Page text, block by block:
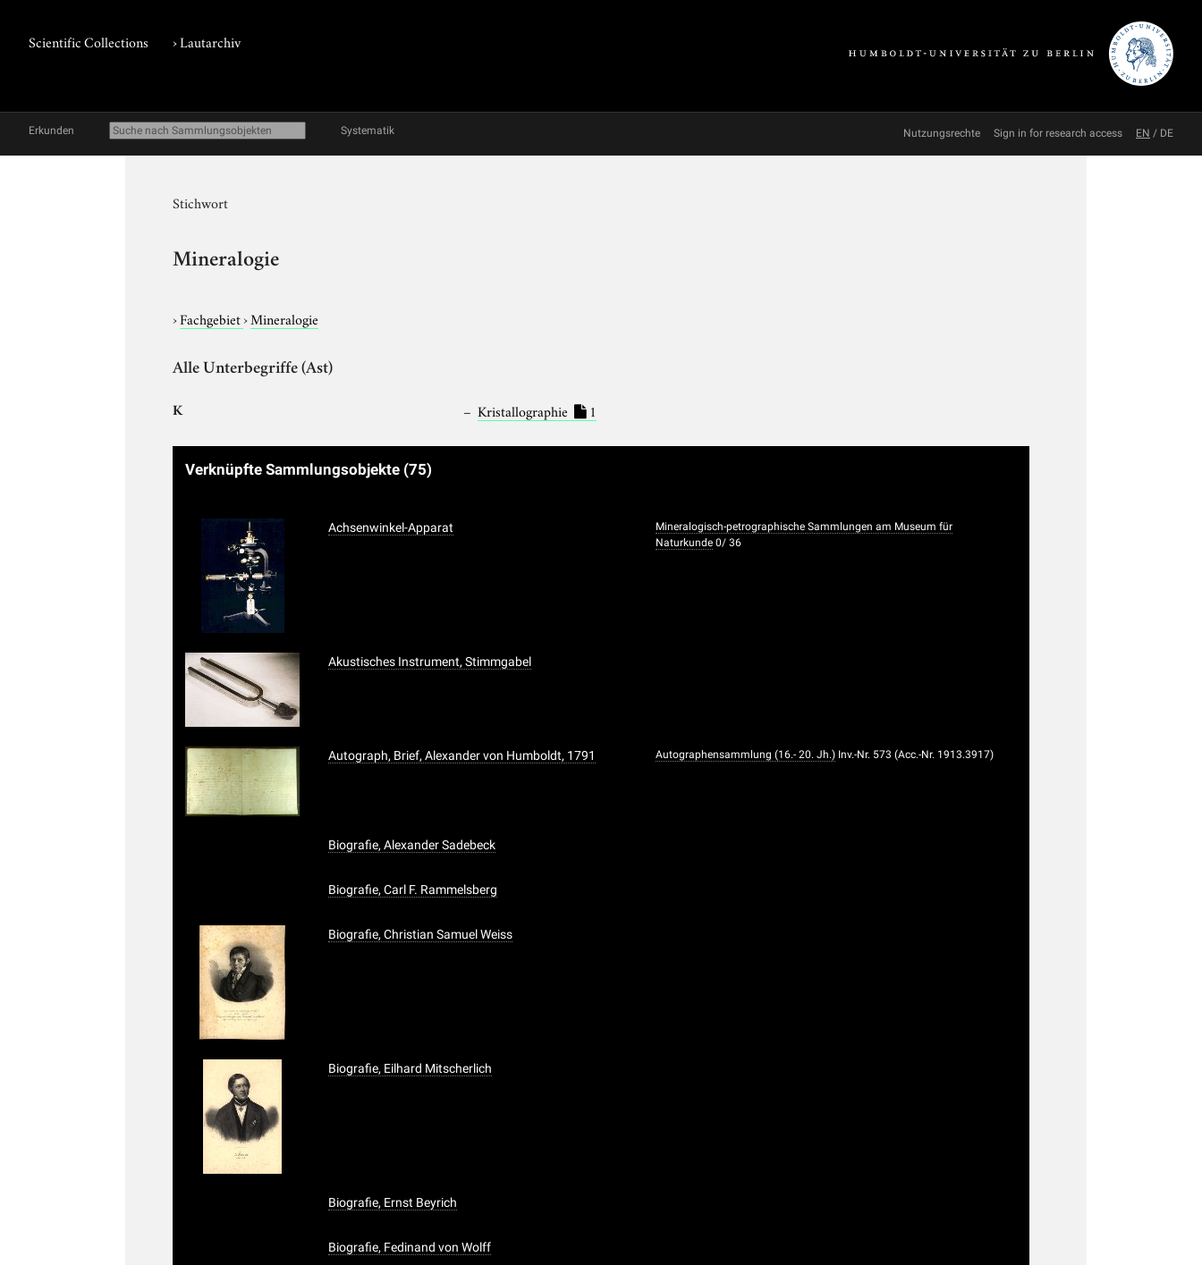
Scientific Collections ›Lautarchiv
Erkunden Systematik Nutzungsrechte Sign in for research access EN / DE
Stichwort
Mineralogie
›Fachgebiet›Mineralogie
Alle Unterbegriffe (Ast)
K Kristallographie 1
Verknüpfte Sammlungsobjekte (75)
Achsenwinkel-Apparat
Mineralogisch-petrographische Sammlungen am Museum für
Naturkunde 0/ 36
Akustisches Instrument, Stimmgabel
Autograph, Brief, Alexander von Humboldt, 1791 Autographensammlung (16.- 20. Jh.) Inv.-Nr. 573 (Acc.-Nr. 1913.3917)
Biografie, Alexander Sadebeck
Biografie, Carl F. Rammelsberg
Biografie, Christian Samuel Weiss
Biografie, Eilhard Mitscherlich
Biografie, Ernst Beyrich
Biografie, Fedinand von Wolff